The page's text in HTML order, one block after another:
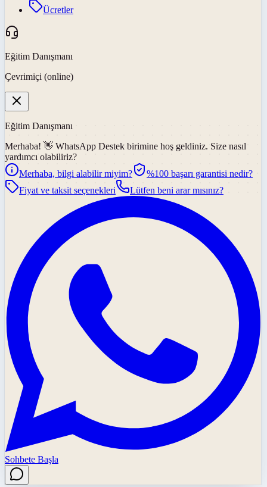
Ücretler
Eğitim Danışmanı
Çevrimiçi (online)
Eğitim Danışmanı
Merhaba! 👋 WhatsApp Destek birimine hoş geldiniz. Size nasıl
yardımcı olabiliriz?
Merhaba, bilgi alabilir miyim?
%100 başarı garantisi nedir?
Fiyat ve taksit seçenekleri
Lütfen beni arar mısınız?
Sohbete Başla